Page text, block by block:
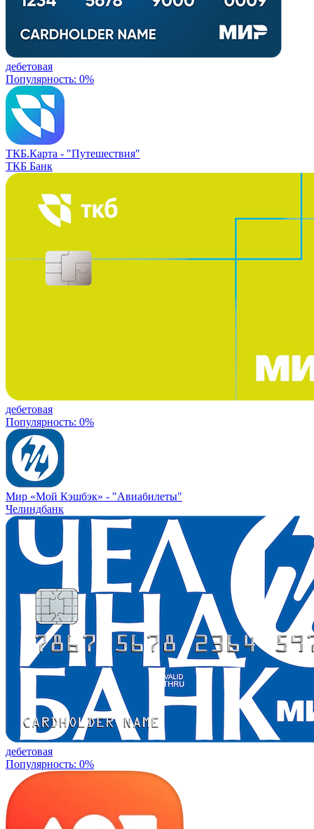
дебетовая
Популярность: 0%
ТКБ.Карта - "Путешествия"
ТКБ Банк
дебетовая
Популярность: 0%
Мир «Мой Кэшбэк» - "Авиабилеты"
Челиндбанк
дебетовая
Популярность: 0%